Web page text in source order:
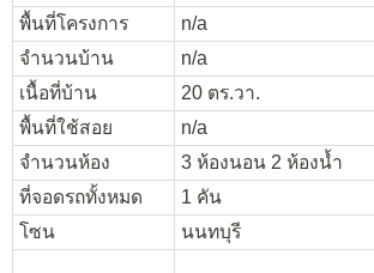
พื้นที่โครงการ
n/a
จำนวนบ้าน
n/a
เนื้อที่บ้าน
20 ตร.วา.
พื้นที่ใช้สอย
n/a
จำนวนห้อง
3 ห้องนอน 2 ห้องน้ำ
ที่จอดรถทั้งหมด
1 คัน
โซน
นนทบุรี